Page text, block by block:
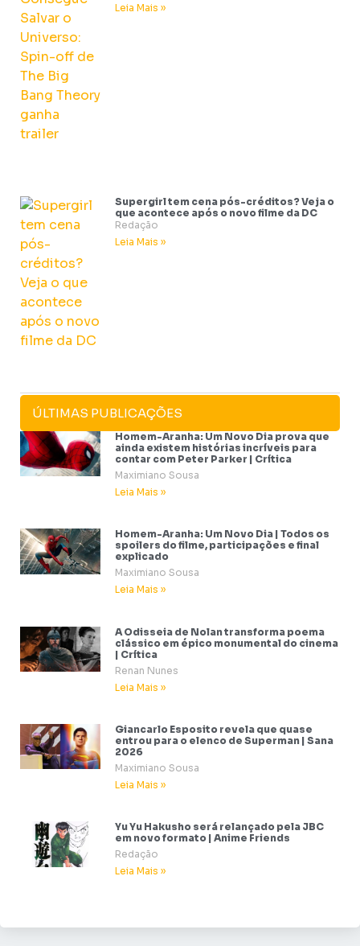
Leia Mais »
Supergirl tem cena pós-créditos? Veja o
que acontece após o novo filme da DC
Redação
Leia Mais »
ÚLTIMAS PUBLICAÇÕES
Homem-Aranha: Um Novo Dia prova que
ainda existem histórias incríveis para
contar com Peter Parker | Crítica
Maximiano Sousa
Leia Mais »
Homem-Aranha: Um Novo Dia | Todos os
spoilers do filme, participações e final
explicado
Maximiano Sousa
Leia Mais »
A Odisseia de Nolan transforma poema
clássico em épico monumental do cinema
| Crítica
Renan Nunes
Leia Mais »
Giancarlo Esposito revela que quase
entrou para o elenco de Superman | Sana
2026
Maximiano Sousa
Leia Mais »
Yu Yu Hakusho será relançado pela JBC
em novo formato | Anime Friends
Redação
Leia Mais »